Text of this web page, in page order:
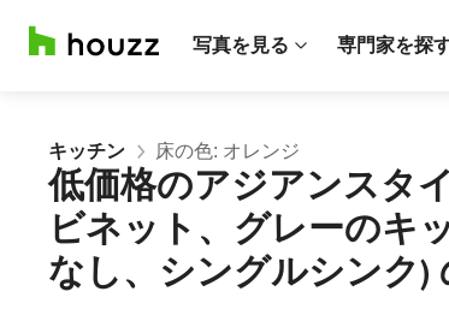
写真を見る 専門家を探
キッチン 床の色: オレンジ
低価格のアジアンスタ
ビネット、グレーのキ
なし、シングルシンク)